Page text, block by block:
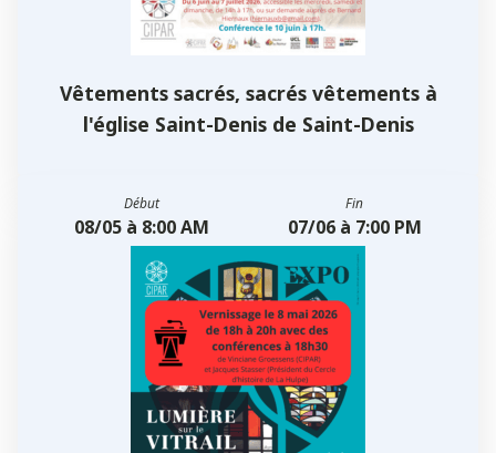
Vêtements sacrés, sacrés vêtements à
l'église Saint-Denis de Saint-Denis
Début
08/05 à 8:00 AM
Fin
07/06 à 7:00 PM